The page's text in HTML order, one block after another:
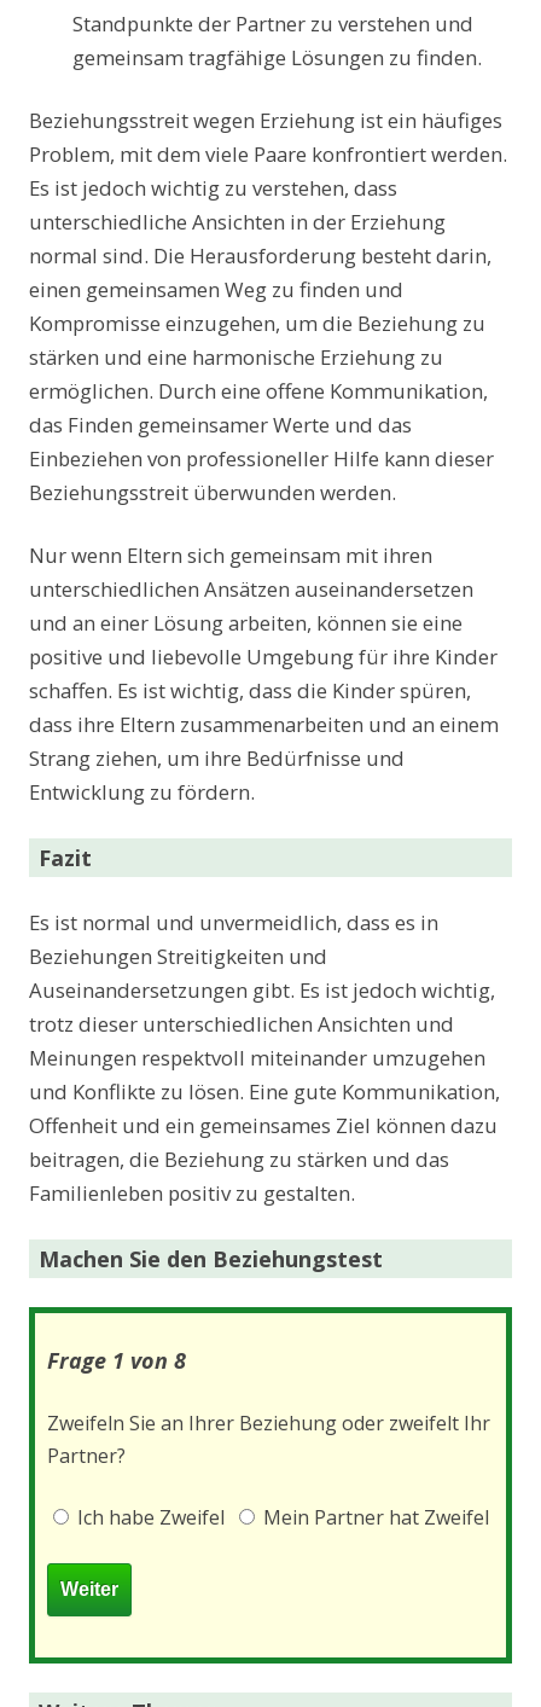
Standpunkte der Partner zu verstehen und
gemeinsam tragfähige Lösungen zu finden.
Beziehungsstreit wegen Erziehung ist ein häufiges
Problem, mit dem viele Paare konfrontiert werden.
Es ist jedoch wichtig zu verstehen, dass
unterschiedliche Ansichten in der Erziehung
normal sind. Die Herausforderung besteht darin,
einen gemeinsamen Weg zu finden und
Kompromisse einzugehen, um die Beziehung zu
stärken und eine harmonische Erziehung zu
ermöglichen. Durch eine offene Kommunikation,
das Finden gemeinsamer Werte und das
Einbeziehen von professioneller Hilfe kann dieser
Beziehungsstreit überwunden werden.
Nur wenn Eltern sich gemeinsam mit ihren
unterschiedlichen Ansätzen auseinandersetzen
und an einer Lösung arbeiten, können sie eine
positive und liebevolle Umgebung für ihre Kinder
schaffen. Es ist wichtig, dass die Kinder spüren,
dass ihre Eltern zusammenarbeiten und an einem
Strang ziehen, um ihre Bedürfnisse und
Entwicklung zu fördern.
Fazit
Es ist normal und unvermeidlich, dass es in
Beziehungen Streitigkeiten und
Auseinandersetzungen gibt. Es ist jedoch wichtig,
trotz dieser unterschiedlichen Ansichten und
Meinungen respektvoll miteinander umzugehen
und Konflikte zu lösen. Eine gute Kommunikation,
Offenheit und ein gemeinsames Ziel können dazu
beitragen, die Beziehung zu stärken und das
Familienleben positiv zu gestalten.
Machen Sie den Beziehungstest
Frage 1 von 8
Zweifeln Sie an Ihrer Beziehung oder zweifelt Ihr
Partner?
Ich habe Zweifel Mein Partner hat Zweifel